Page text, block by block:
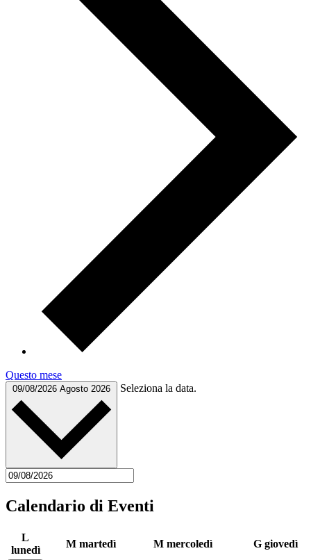
Questo mese
09/08/2026 Agosto 2026 Seleziona la data.
Calendario di Eventi
L
lunedì
M martedì M mercoledì G giovedì